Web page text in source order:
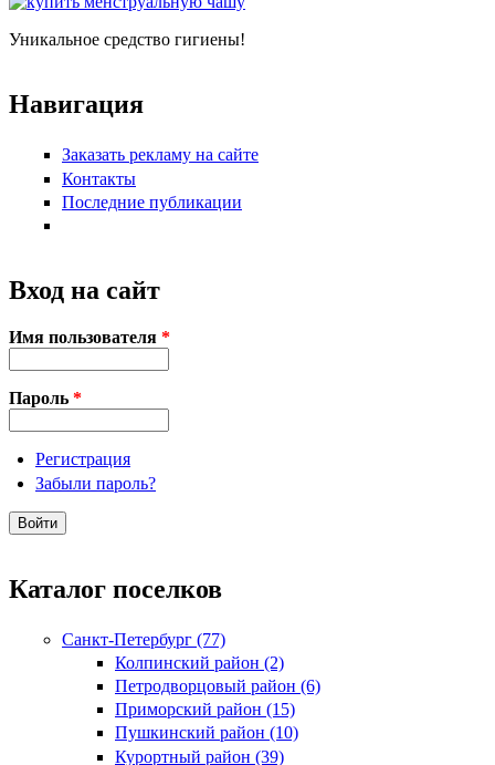
Уникальное средство гигиены!
Навигация
Заказать рекламу на сайте
Контакты
Последние публикации
Вход на сайт
Имя пользователя *
Пароль *
Регистрация
Забыли пароль?
Каталог поселков
Санкт-Петербург (77)
Колпинский район (2)
Петродворцовый район (6)
Приморский район (15)
Пушкинский район (10)
Курортный район (39)